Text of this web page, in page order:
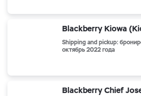
Blackberry Kiowa
Shipping and pickup:
октябрь 2022 года
Blackberry Chief